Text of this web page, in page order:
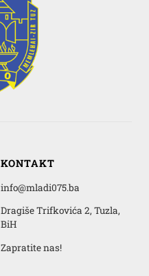
KONTAKT
info@mladi075.ba
Dragiše Trifkovića 2, Tuzla,
BiH
Zapratite nas!